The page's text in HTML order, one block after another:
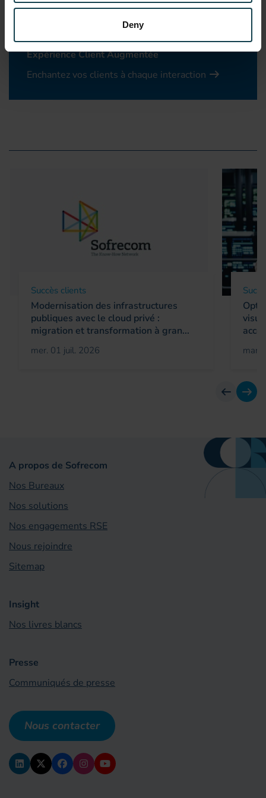
Deny
opérationnelle pour les atteindre.
Expérience Client Augmentée
Enchantez vos clients à chaque interaction
Succès clients
Modernisation des infrastructures
publiques avec le cloud privé :
migration et transformation à gran...
mer. 01 juil. 2026 mar.
Avant
A propos de Sofrecom
Nos Bureaux
Nos solutions
Nos engagements RSE
Nous rejoindre
Sitemap
Insight
Nos livres blancs
Presse
Communiqués de presse
Nous contacter